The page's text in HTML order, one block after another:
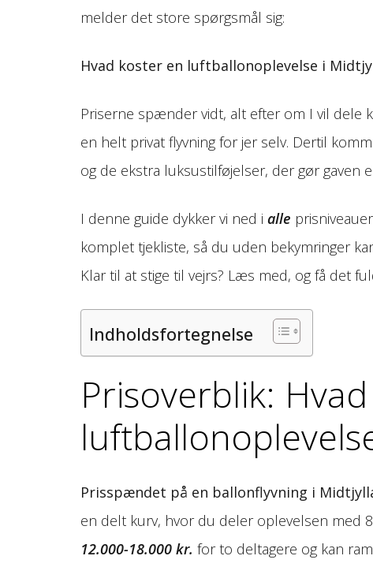
melder det store spørgsmål sig:
Hvad koster en luftballonoplevelse i
Priserne spænder vidt, alt efter om I vil dele
en helt privat flyvning for jer selv. Dertil
og de ekstra luksus­tilføjelser, der gør gaven
I denne guide dykker vi ned i alle
komplet tjekliste, så du uden bekymringer
Klar til at stige til vejrs? Læs med, og få det
Indholdsfortegnelse
Prisoverblik:
Prisspændet på en ballonflyvning i
en delt kurv, hvor du deler oplevelsen med
12.000-18.000 kr. for to deltagere og kan